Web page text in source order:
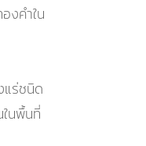
งคำใน
ร่ชนิด
นพื้นที่